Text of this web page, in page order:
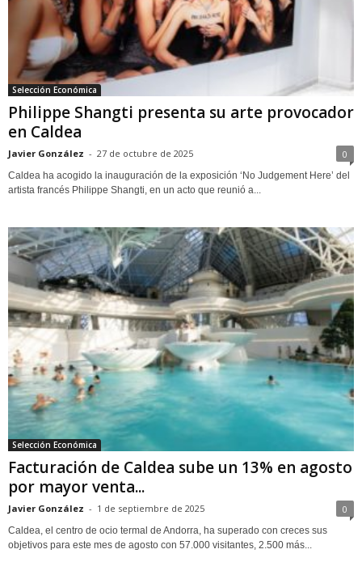
Selección Económica
Philippe Shangti presenta su arte provocador
en Caldea
Javier González - 27 de octubre de 2025 0
Caldea ha acogido la inauguración de la exposición ‘No Judgement Here’ del
artista francés Philippe Shangti, en un acto que reunió a...
Selección Económica
Facturación de Caldea sube un 13% en agosto
por mayor venta...
Javier González - 1 de septiembre de 2025 0
Caldea, el centro de ocio termal de Andorra, ha superado con creces sus
objetivos para este mes de agosto con 57.000 visitantes, 2.500 más...